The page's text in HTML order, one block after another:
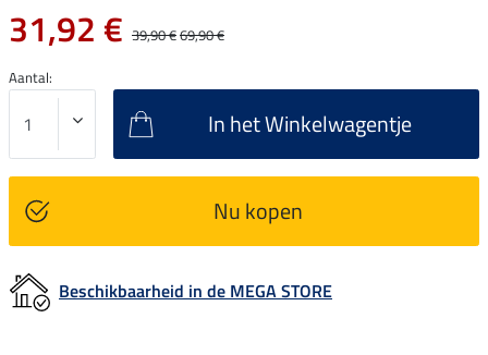
31,92 € 39,90 €69,90 €
Aantal:
In het Winkelwagentje
Nu kopen
Beschikbaarheid in de MEGA STORE